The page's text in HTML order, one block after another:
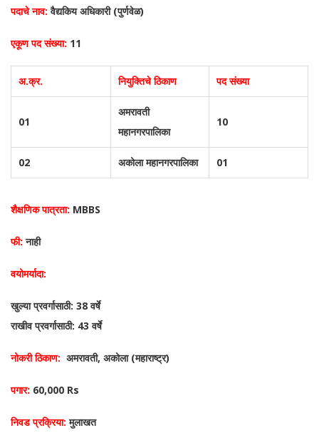
पदाचे नाव: वैद्यकिय अधिकारी (पुर्णवेळ)
एकूण पद संख्या: 11
अ.क्र. नियुक्तिचे ठिकाण पद संख्या
01
अमरावती
महानगरपालिका
10
02 अकोला महानगरपालिका 01
शैक्षणिक पात्रता: MBBS
फी: नाही
वयोमर्यादा:
खुल्या प्रवर्गासाठी: 38 वर्षे
राखीव प्रवर्गासाठी: 43 वर्षे
नोकरी ठिकाण: अमरावती, अकोला (महाराष्ट्र)
पगार: 60,000 Rs
निवड प्रक्रिया: मुलाखत